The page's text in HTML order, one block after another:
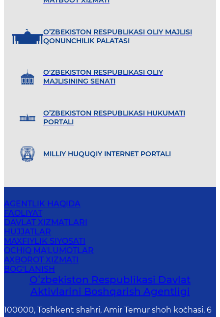
O’ZBEKISTON RESPUBLIKASI OLIY MAJLISI
QONUNCHILIK PALATASI
O'ZBEKISTON RESPUBLIKASI OLIY
MAJLISINING SENATI
O’ZBEKISTON RESPUBLIKASI HUKUMATI
PORTALI
MILLIY HUQUQIY INTERNET PORTALI
AGENTLIK HAQIDA
FAOLIYAT
DAVLAT XIZMATLARI
HUJJATLAR
MAXFIYLIK SIYOSATI
OCHIQ MA'LUMOTLAR
AXBOROT XIZMATI
BOG‘LANISH
Oʻzbekiston Respublikasi Davlat
Aktivlarini Boshqarish Agentligi
100000, Toshkent shahri, Amir Temur shoh ko`chasi, 6